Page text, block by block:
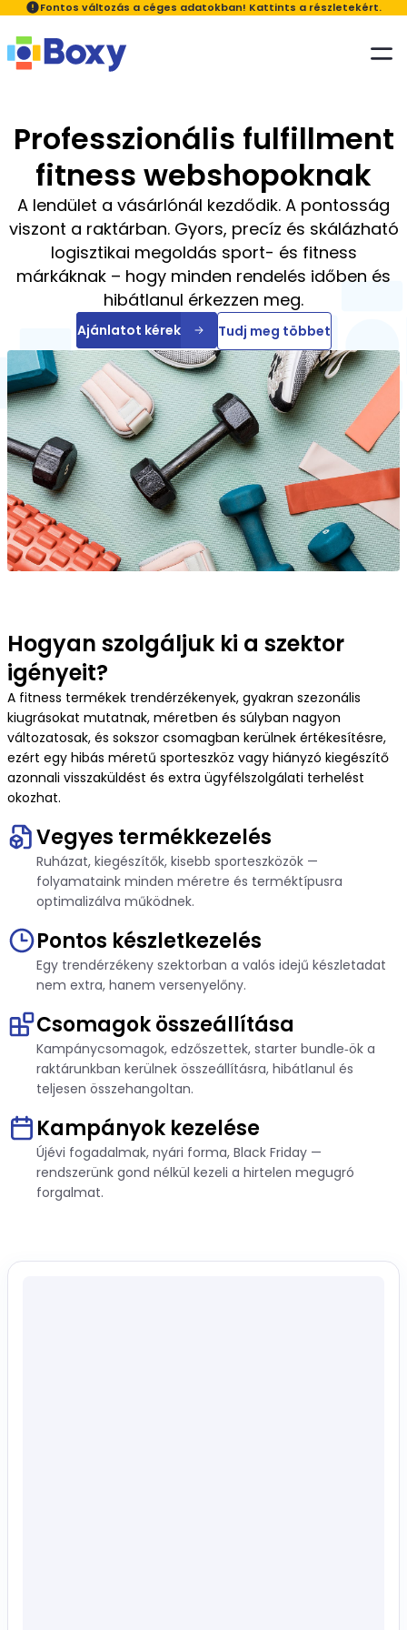
Fontos változás a céges adatokban! Kattints a részletekért.
Szolgáltatásaink
Fulfillment - rendeléskezelés, szállítás
Szállítás szolgáltatás telephelyi felvétellel
Bérraktározás - Powered by Boxy
Digitális Fizetés Program
További információ
Mitől vagyunk biztonságosak?
Mit várhatsz a fulfillmenttől?
Integráció
GYIK
Referenciák
E-book
Kiknek
Ügyfélkör
Induló webáruházaknak
Webáruházaknak
Nagykereskedőknek
Gyártóknak
Szektorok
Étrend és szépségápolás
Divat és ruházat
Szórakoztató elektronika
Állattartás, állatfelszerelés
A Boxyról
A Boxyról
Rólunk
Sajtóanyagok
Blog
Kapcsolat
Áraink
Cégadat változásGYIKÜgyfélportál
Professzionális fulfillment
fitness webshopoknak
A lendület a vásárlónál kezdődik. A pontosság
viszont a raktárban. Gyors, precíz és skálázható
logisztikai megoldás sport- és fitness
márkáknak – hogy minden rendelés időben és
hibátlanul érkezzen meg.
Ajánlatot kérek Tudj meg többet
Hogyan szolgáljuk ki a szektor
igényeit?
A fitness termékek trendérzékenyek, gyakran szezonális
kiugrásokat mutatnak, méretben és súlyban nagyon
változatosak, és sokszor csomagban kerülnek értékesítésre,
ezért egy hibás méretű sporteszköz vagy hiányzó kiegészítő
azonnali visszaküldést és extra ügyfélszolgálati terhelést
okozhat.
Vegyes termékkezelés
Ruházat, kiegészítők, kisebb sporteszközök —
folyamataink minden méretre és terméktípusra
optimalizálva működnek.
Pontos készletkezelés
Egy trendérzékeny szektorban a valós idejű készletadat
nem extra, hanem versenyelőny.
Csomagok összeállítása
Kampánycsomagok, edzőszettek, starter bundle‑ök a
raktárunkban kerülnek összeállításra, hibátlanul és
teljesen összehangoltan.
Kampányok kezelése
Újévi fogadalmak, nyári forma, Black Friday —
rendszerünk gond nélkül kezeli a hirtelen megugró
forgalmat.